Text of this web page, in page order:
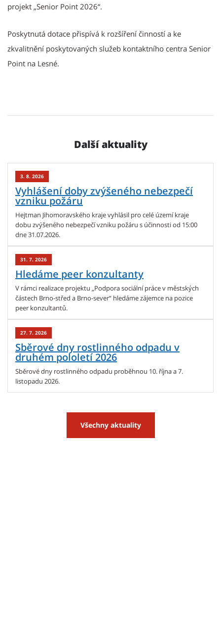
projekt „Senior Point 2026“.
Poskytnutá dotace přispívá k rozšíření činností a ke
zkvalitnění poskytovaných služeb kontaktního centra Senior
Point na Lesné.
Další aktuality
3. 8. 2026
Vyhlášení doby zvýšeného nebezpečí
vzniku požáru
Hejtman Jihomoravského kraje vyhlásil pro celé území kraje
dobu zvýšeného nebezpečí vzniku požáru s účinnosti od 15:00
dne 31.07.2026.
31. 7. 2026
Hledáme peer konzultanty
V rámci realizace projektu „Podpora sociální práce v městských
částech Brno-střed a Brno-sever“ hledáme zájemce na pozice
peer konzultantů.
27. 7. 2026
Sběrové dny rostlinného odpadu v
druhém pololetí 2026
Sběrové dny rostlinného odpadu proběhnou 10. října a 7.
listopadu 2026.
Všechny aktuality